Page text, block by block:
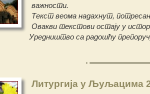
важности.
Текст веома надахнут,
Овакви текстови остају у
Уредништво са радошћу
Литургија у Љуљацима